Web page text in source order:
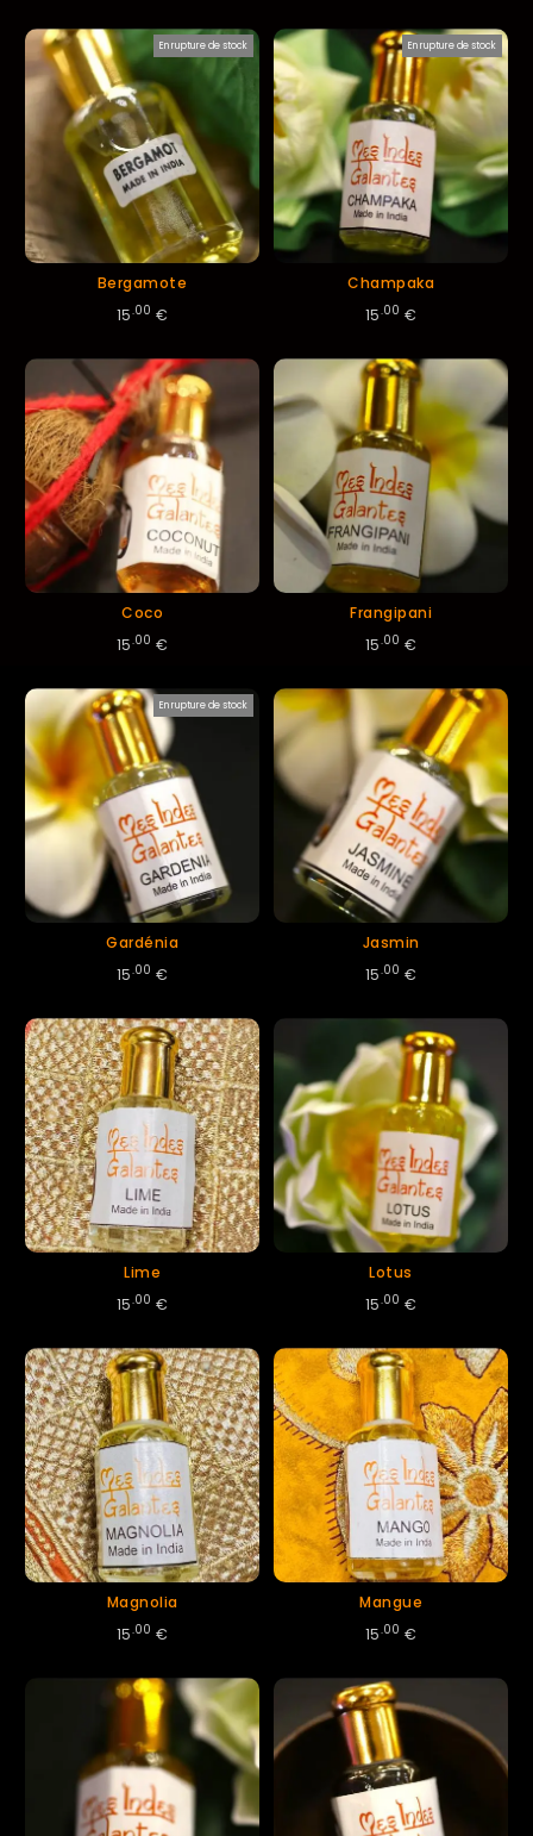
En rupture de stock
Bergamote
15.00 €
En rupture de stock
Champaka
15.00 €
Coco
15.00 €
Frangipani
15.00 €
En rupture de stock
Gardénia
15.00 €
Jasmin
15.00 €
Lime
15.00 €
Lotus
15.00 €
Magnolia
15.00 €
Mangue
15.00 €